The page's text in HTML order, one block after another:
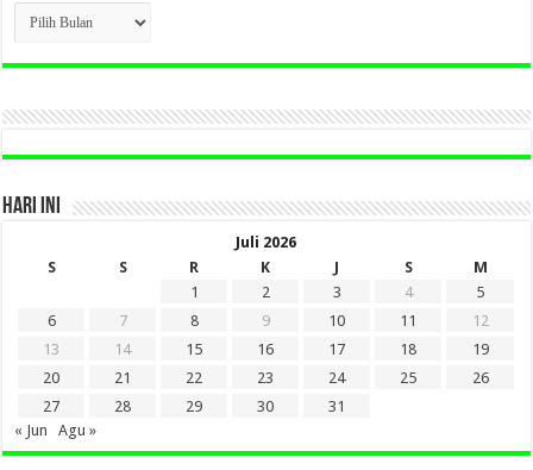
CLICK
BERITA
LAMA
DI
HARI INI
Juli 2026
S
S R K J S
M
1
2 3 4
5
6
7 8 9 10 11
12
13
14 15 16 17 18
19
20
21 22 23 24 25
26
27
28 29 30
31
« Jun
Agu »